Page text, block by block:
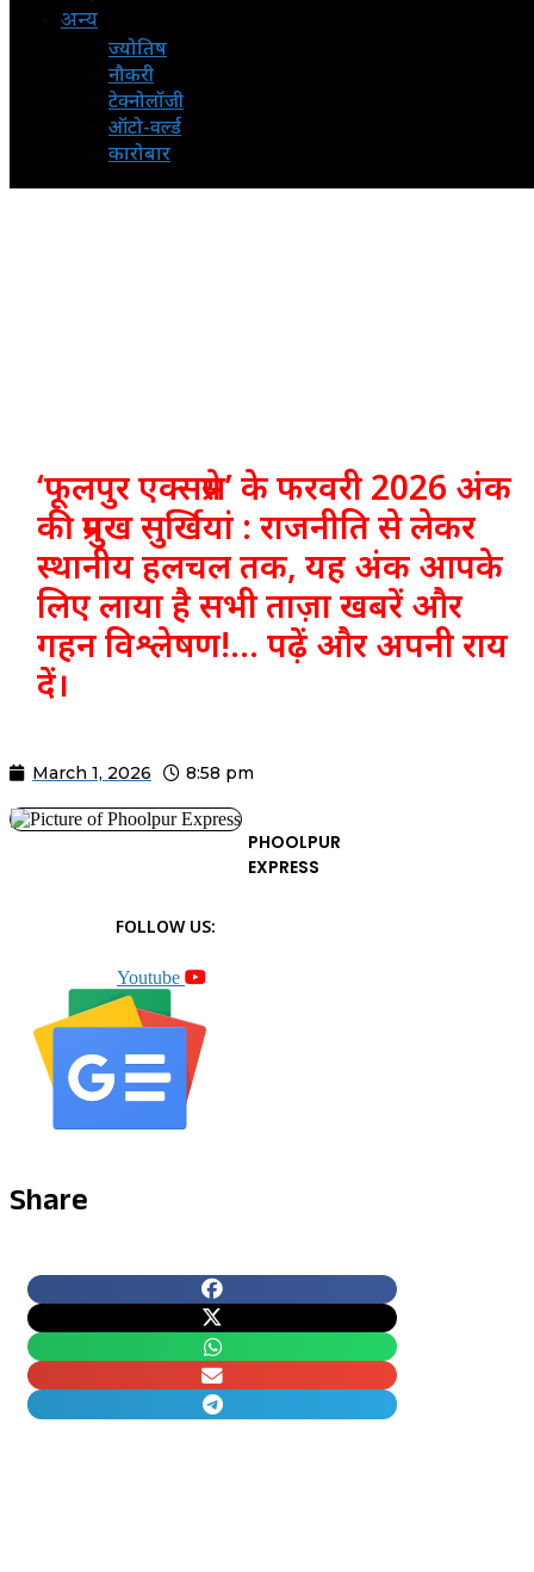
अन्य
ज्योतिष
नौकरी
टेक्नोलॉजी
ऑटो-वर्ल्ड
कारोबार
‘फूलपुर एक्सप्रेस’ के फरवरी 2026 अंक
की प्रमुख सुर्खियां : राजनीति से लेकर
स्थानीय हलचल तक, यह अंक आपके
लिए लाया है सभी ताज़ा खबरें और
गहन विश्लेषण!… पढ़ें और अपनी राय
दें।
March 1, 2026 8:58 pm
PHOOLPUR
EXPRESS
FOLLOW US:
Youtube
Share